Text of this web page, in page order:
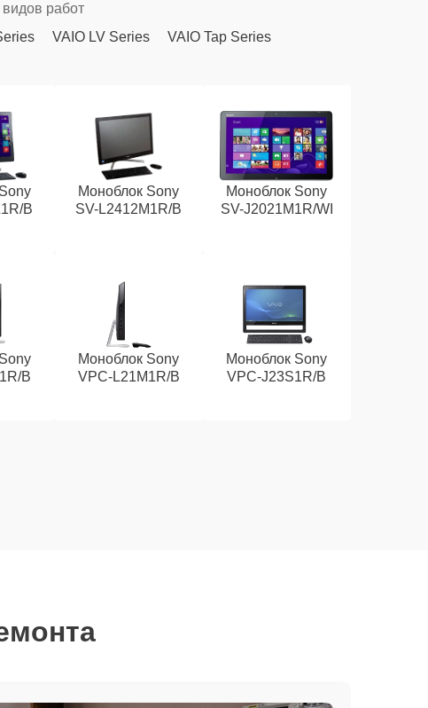
работ
VAIO LV Series VAIO Tap Series
B
Моноблок Sony
SV-L2412M1R/B
Моноблок Sony
SV-J2021M1R/WI
B
Моноблок Sony
VPC-L21M1R/B
Моноблок Sony
VPC-J23S1R/B